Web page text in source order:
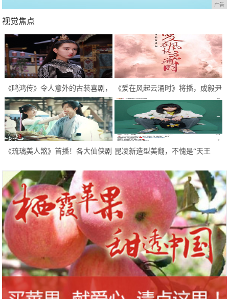
广告
视觉焦点
《鸣鸿传》令人意外的古装喜剧，
逗趣中感悟人生，开启喜剧新模式
《爱在风起云涌时》将播，成毅尹
正首次合作，超期待
《琉璃美人煞》首播！各大仙侠剧
昆凌新造型美翻，不愧是“天王